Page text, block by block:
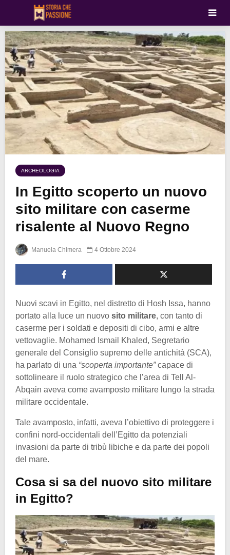
ARCHEOLOGIA
In Egitto scoperto un nuovo
sito militare con caserme
risalente al Nuovo Regno
Manuela Chimera 4 Ottobre 2024
Nuovi scavi in Egitto, nel distretto di Hosh Issa, hanno
portato alla luce un nuovo sito militare, con tanto di
caserme per i soldati e depositi di cibo, armi e altre
vettovaglie. Mohamed Ismail Khaled, Segretario
generale del Consiglio supremo delle antichità (SCA),
ha parlato di una “scoperta importante”capace di
sottolineare il ruolo strategico che l’area di Tell Al-
Abqain aveva come avamposto militare lungo la strada
militare occidentale.
Tale avamposto, infatti, aveva l’obiettivo di proteggere i
confini nord-occidentali dell’Egitto da potenziali
invasioni da parte di tribù libiche e da parte dei popoli
del mare.
Cosa si sa del nuovo sito militare
in Egitto?